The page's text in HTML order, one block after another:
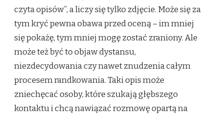
czyta opisów”, a liczy się tylko zdjęcie. Może się za
tym kryć pewna obawa przed oceną – im mniej
się pokażę, tym mniej mogę zostać zraniony. Ale
może też być to objaw dystansu,
niezdecydowania czy nawet znudzenia całym
procesem randkowania. Taki opis może
zniechęcać osoby, które szukają głębszego
kontaktu i chcą nawiązać rozmowę opartą na